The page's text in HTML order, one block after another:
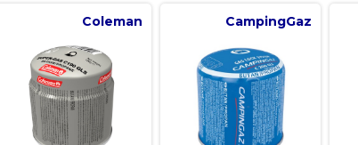
Coleman CampingGaz